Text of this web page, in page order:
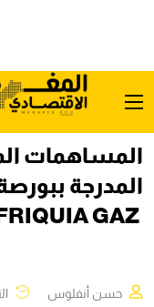
المساهمات
حسن أنفلوس